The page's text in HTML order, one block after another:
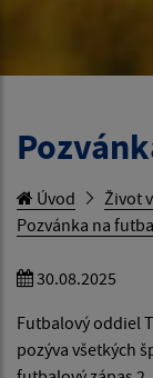
Úvod Život
Pozvánka na
30.08.2025
Futbalový oddiel
pozýva všetkých